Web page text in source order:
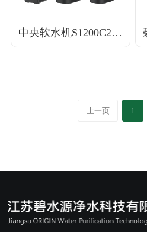
中央软水机S1200C2/S1500C2/S3500C2
上一页 1